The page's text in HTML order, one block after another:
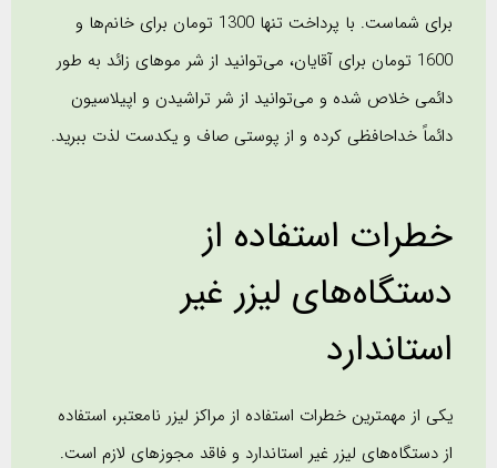
برای شماست. با پرداخت تنها 1300 تومان برای خانم‌ها و
1600 تومان برای آقایان، می‌توانید از شر موهای زائد به طور
دائمی خلاص شده و می‌توانید از شر تراشیدن و اپیلاسیون
دائماً خداحافظی کرده و از پوستی صاف و یکدست لذت ببرید.
خطرات استفاده از
دستگاه‌های لیزر غیر
استاندارد
یکی از مهمترین خطرات استفاده از مراکز لیزر نامعتبر، استفاده
از دستگاه‌های لیزر غیر استاندارد و فاقد مجوزهای لازم است.